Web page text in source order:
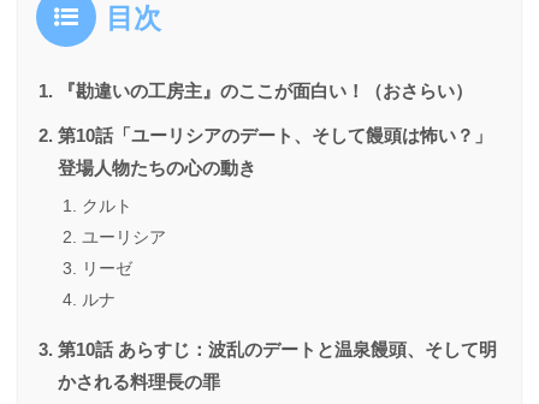
目次
『勘違いの工房主』のここが面白い！（おさらい）
第10話「ユーリシアのデート、そして饅頭は怖い？」
登場人物たちの心の動き
クルト
ユーリシア
リーゼ
ルナ
第10話 あらすじ：波乱のデートと温泉饅頭、そして明
かされる料理長の罪